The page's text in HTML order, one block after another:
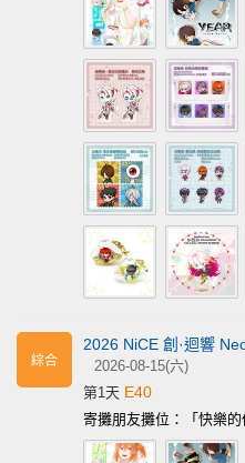
綜合
2026 NiCE 創·迴響
2026-08-15(六)
第1天 E40
寄攤朋友攤位：「快樂的